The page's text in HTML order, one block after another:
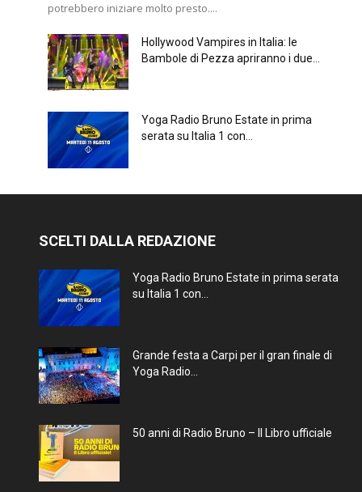
potrebbero iniziare molto presto....
Hollywood Vampires in Italia: le
Bambole di Pezza apriranno i due...
Yoga Radio Bruno Estate in prima
serata su Italia 1 con...
SCELTI DALLA REDAZIONE
Yoga Radio Bruno Estate in prima serata
su Italia 1 con...
Grande festa a Carpi per il gran finale di
Yoga Radio...
50 anni di Radio Bruno – Il Libro ufficiale